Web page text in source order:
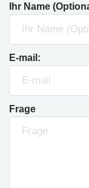
Ihr Name
E-mail:
Frage